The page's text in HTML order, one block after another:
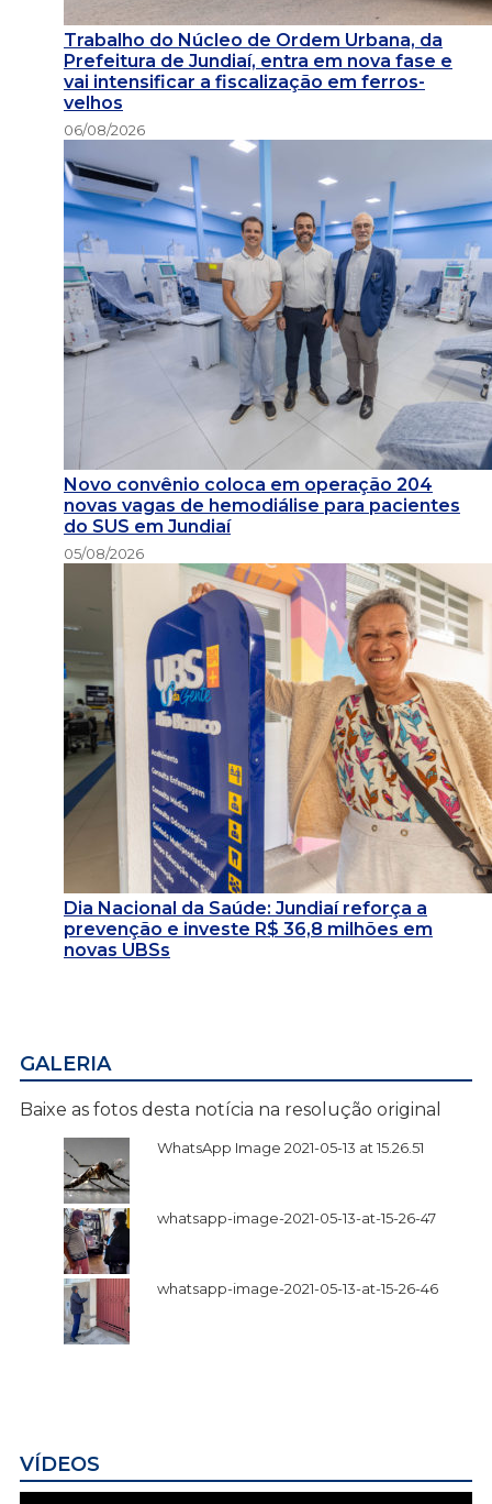
Trabalho do Núcleo de Ordem Urbana, da
Prefeitura de Jundiaí, entra em nova fase e
vai intensificar a fiscalização em ferros-
velhos
06/08/2026
Novo convênio coloca em operação 204
novas vagas de hemodiálise para pacientes
do SUS em Jundiaí
05/08/2026
Dia Nacional da Saúde: Jundiaí reforça a
prevenção e investe R$ 36,8 milhões em
novas UBSs
GALERIA
Baixe as fotos desta notícia na resolução original
WhatsApp Image 2021-05-13 at 15.26.51
whatsapp-image-2021-05-13-at-15-26-47
whatsapp-image-2021-05-13-at-15-26-46
VÍDEOS